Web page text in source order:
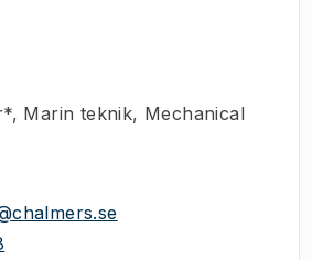
, Marin teknik, Mechanical